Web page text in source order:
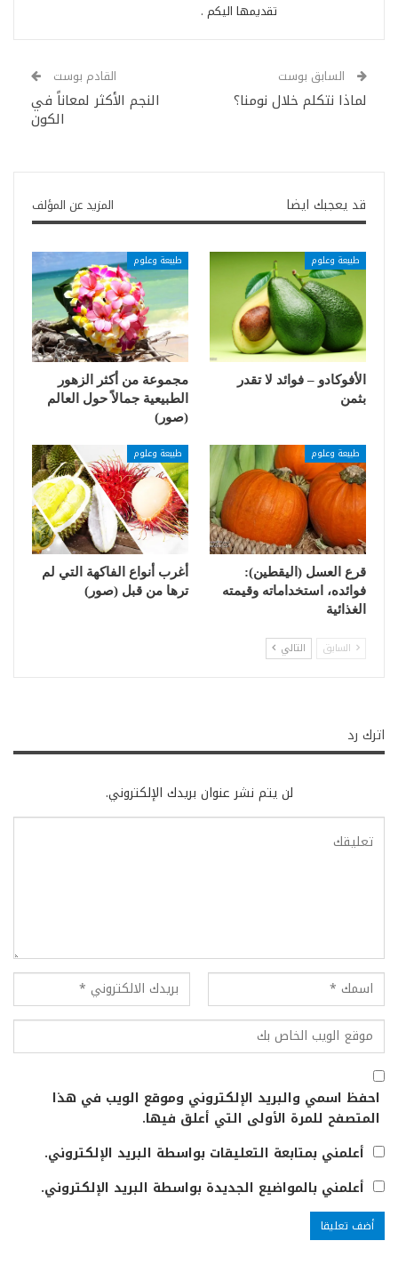
تقديمها اليكم .
السابق بوست
لماذا نتكلم خلال نومنا؟
القادم بوست
النجم الأكثر لمعاناً في
الكون
قد يعجبك ايضا المزيد عن المؤلف
طبيعة وعلوم
الأفوكادو – فوائد لا تقدر
بثمن
طبيعة وعلوم
مجموعة من أكثر الزهور
الطبيعية جمالاً حول العالم
(صور)
طبيعة وعلوم
قرع العسل (اليقطين):
فوائده، استخداماته وقيمته
الغذائية
طبيعة وعلوم
أغرب أنواع الفاكهة التي لم
ترها من قبل (صور)
السابق التالي
اترك رد
لن يتم نشر عنوان بريدك الإلكتروني.
احفظ اسمي والبريد الإلكتروني وموقع الويب في هذا
المتصفح للمرة الأولى التي أعلق فيها.
أعلمني بمتابعة التعليقات بواسطة البريد الإلكتروني.
أعلمني بالمواضيع الجديدة بواسطة البريد الإلكتروني.